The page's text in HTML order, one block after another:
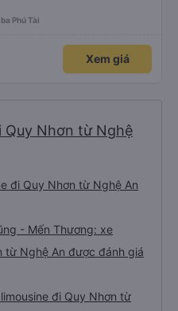
Phú Tài
Xem giá
Quy Nhơn từ Nghệ
đi Quy Nhơn từ Nghệ An
- Mến Thương: xe
từ Nghệ An được đánh giá
đi Quy Nhơn từ